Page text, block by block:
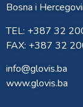
Bosna i
TEL: +387 32
FAX: +387 32
info@glovis.ba
www.glovis.ba